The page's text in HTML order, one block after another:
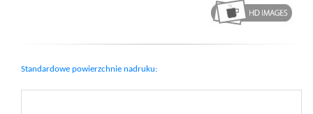
Standardowe powierzchnie nadruku: